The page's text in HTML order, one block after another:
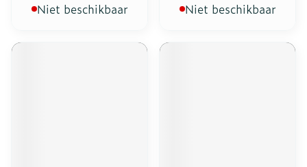
Niet beschikbaar Niet beschikbaar